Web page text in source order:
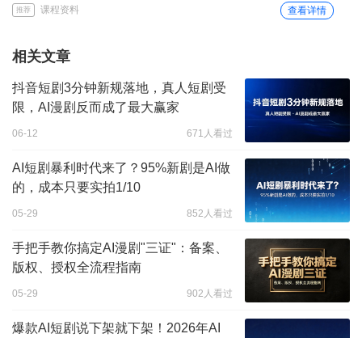
推荐 课程资料 查看详情
相关文章
抖音短剧3分钟新规落地，真人短剧受
限，AI漫剧反而成了最大赢家
06-12 671人看过
AI短剧暴利时代来了？95%新剧是AI做
的，成本只要实拍1/10
05-29 852人看过
手把手教你搞定AI漫剧"三证"：备案、
版权、授权全流程指南
05-29 902人看过
爆款AI短剧说下架就下架！2026年AI